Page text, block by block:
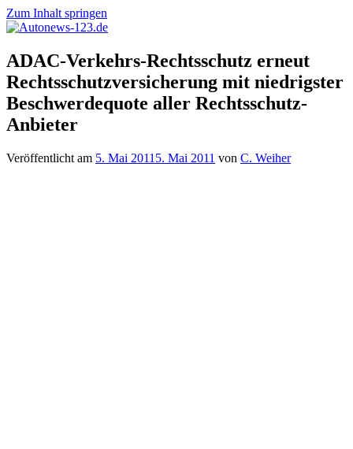
Zum Inhalt springen
Autonews-
123.de
Autonews
mit
Charme
ADAC-Verkehrs-Rechtsschutz erneut
Rechtsschutzversicherung mit niedrigster
Beschwerdequote aller Rechtsschutz-
Anbieter
Veröffentlicht am 5. Mai 2011 5. Mai 2011 von C. Weiher